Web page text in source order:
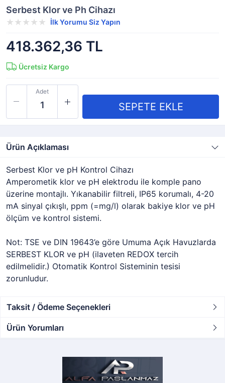
Serbest Klor ve Ph Cihazı
İlk Yorumu Siz Yapın
418.362,36 TL
Ücretsiz Kargo
Adet
Ürün Açıklaması
Serbest Klor ve pH Kontrol Cihazı
Amperometik klor ve pH elektrodu ile komple pano
üzerine montajlı. Yıkanabilir filtreli, IP65 korumalı, 4-20
mA sinyal çıkışlı, ppm (=mg/l) olarak bakiye klor ve pH
ölçüm ve kontrol sistemi.
Not: TSE ve DIN 19643’e göre Umuma Açık Havuzlarda
SERBEST KLOR ve pH (ilaveten REDOX tercih
edilmelidir.) Otomatik Kontrol Sisteminin tesisi
zorunludur.
Taksit / Ödeme Seçenekleri
Ürün Yorumları